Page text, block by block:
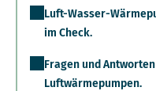
Luft-Wasser-
im Check.
Fragen und
Luftwärmepumpen.